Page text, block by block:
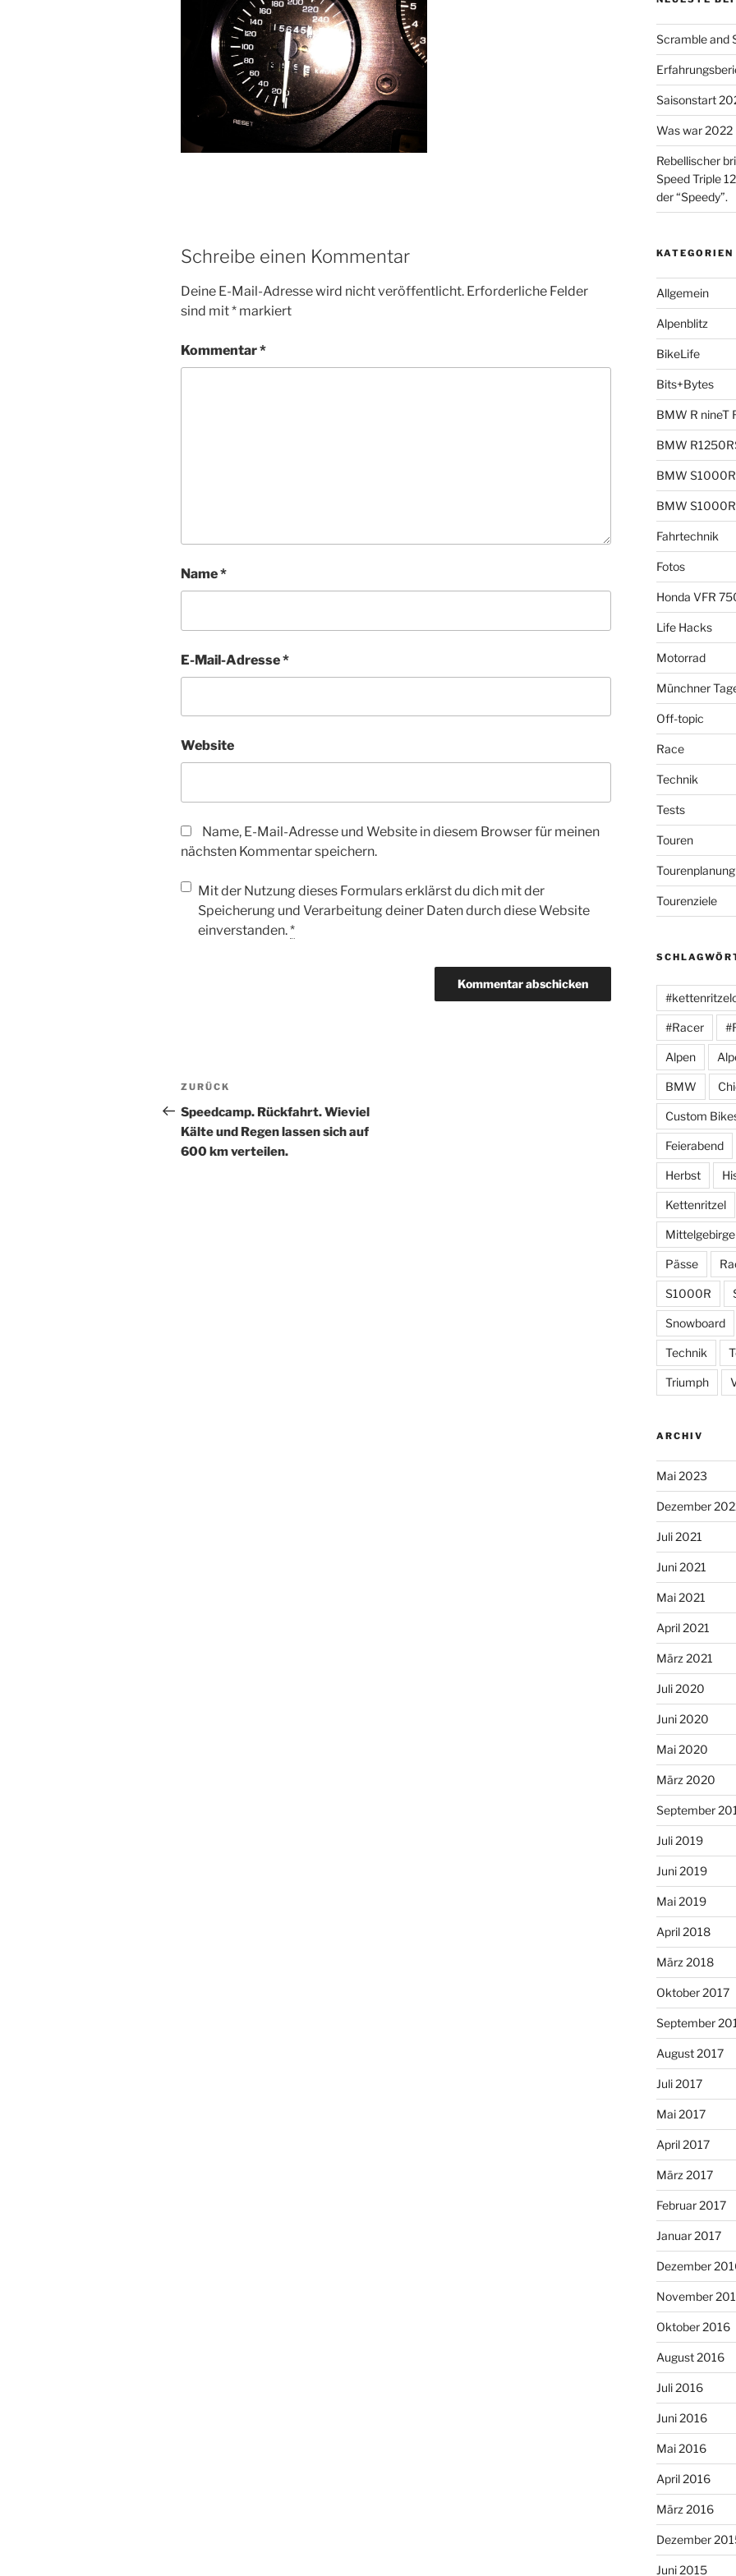
Schreibe einen Kommentar
Deine E-Mail-Adresse wird nicht veröffentlicht. Erforderliche Felder
sind mit* markiert
Kommentar*
Name*
E-Mail-Adresse*
Website
Name, E-Mail-Adresse und Website in diesem Browser für meinen
nächsten Kommentar speichern.
Mit der Nutzung dieses Formulars erklärst du dich mit der
Speicherung und Verarbeitung deiner Daten durch diese Website
einverstanden.*
Beitragsnavigation
Vorheriger
Beitrag
ZURÜCK
Speedcamp. Rückfahrt. Wieviel
Kälte und Regen lassen sich auf
600 km verteilen.
Scramble and
Saisonstart
Was war 2022
Rebellischer
Speed Triple
der “Speedy”.
KATEGORIEN
Allgemein
Alpenblitz
BikeLife
Bits+Bytes
BMW R nineT
BMW
BMW S1000R
BMW
Fahrtechnik
Fotos
Honda VFR
Life Hacks
Motorrad
Münchner
Off-topic
Race
Technik
Tests
Touren
Tourenplanung
Tourenziele
#Racer
Alpen
BMW
Custom
Feierabend
Herbst
Kettenritzel
Mittelgebirge
Pässe
S1000R
Snowboard
Technik
Triumph
ARCHIV
Mai 2023
Dezember
Juli 2021
Juni 2021
Mai 2021
April 2021
März 2021
Juli 2020
Juni 2020
Mai 2020
März 2020
September
Juli 2019
Juni 2019
Mai 2019
April 2018
März 2018
Oktober 2017
September
August 2017
Juli 2017
Mai 2017
April 2017
März 2017
Februar 2017
Januar 2017
Dezember
November
Oktober 2016
August 2016
Juli 2016
Juni 2016
Mai 2016
April 2016
März 2016
Dezember
Juni 2015